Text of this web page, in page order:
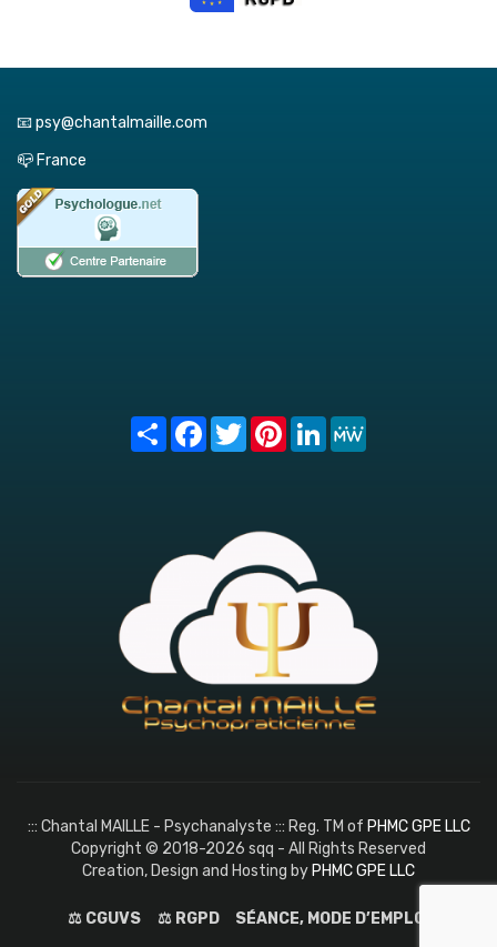
📧 psy@chantalmaille.com
📪 France
Share FacebookTwitterPinterest
LinkedIn
::: Chantal MAILLE - Psychanalyste ::: Reg. TM of PHMC GPE LLC
Copyright © 2018-2026 sqq - All Rights Reserved
Creation, Design and Hosting by PHMC GPE LLC
⚖️ CGUVS ⚖️ RGPD SÉANCE, MODE D’EMPLOI